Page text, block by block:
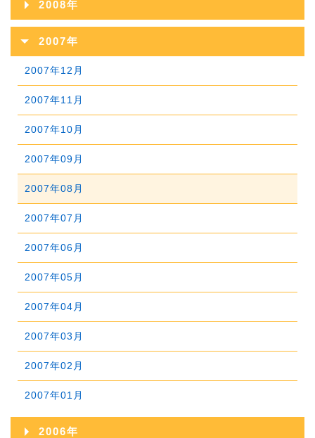
2017年01月
2016年03月
2016年02月
2016年01月
2015年03月
2015年02月
2015年01月
2014年05月
2013年06月
2013年05月
2013年04月
2013年03月
2013年02月
2013年01月
2012年08月
2012年07月
2012年06月
2012年05月
2012年04月
2012年03月
2012年02月
2012年01月
2011年09月
2011年08月
2011年07月
2011年06月
2011年05月
2011年04月
2011年03月
2011年02月
2011年01月
2010年10月
2010年09月
2010年08月
2010年07月
2010年06月
2010年05月
2010年04月
2010年03月
2010年02月
2010年01月
2009年11月
2009年10月
2009年09月
2009年08月
2009年07月
2009年06月
2009年05月
2009年04月
2009年03月
2009年02月
2009年01月
2008年
2008年12月
2007年
2007年12月
2007年11月
2007年10月
2007年09月
2007年08月
2007年07月
2007年06月
2007年05月
2007年04月
2007年03月
2007年02月
2007年01月
2006年